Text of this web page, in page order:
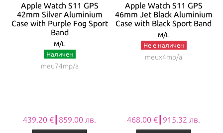
Apple Watch S11 GPS
42mm Silver Aluminium
Case with Purple Fog Sport
Band
M/L
Наличен
meu74mp/a
439.20 €┃859.00 лв.
Apple Watch S11 GPS
46mm Jet Black Aluminium
Case with Black Sport Band
M/L
Не е наличен
meux4mp/a
468.00 €┃915.32 лв.